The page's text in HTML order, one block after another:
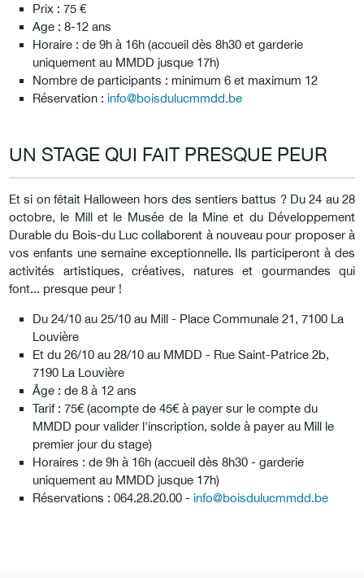
Prix : 75 €
Age : 8-12 ans
Horaire : de 9h à 16h (accueil dès 8h30 et garderie
uniquement au MMDD jusque 17h)
Nombre de participants : minimum 6 et maximum 12
Réservation : info@boisdulucmmdd.be
UN STAGE QUI FAIT PRESQUE PEUR
Et si on fêtait Halloween hors des sentiers battus ? Du 24 au 28
octobre, le Mill et le Musée de la Mine et du Développement
Durable du Bois-du Luc collaborent à nouveau pour proposer à
vos enfants une semaine exceptionnelle. Ils participeront à des
activités artistiques, créatives, natures et gourmandes qui
font... presque peur !
Du 24/10 au 25/10 au Mill - Place Communale 21, 7100 La
Louvière
Et du 26/10 au 28/10 au MMDD - Rue Saint-Patrice 2b,
7190 La Louvière
Âge : de 8 à 12 ans
Tarif : 75€ (acompte de 45€ à payer sur le compte du
MMDD pour valider l'inscription, solde à payer au Mill le
premier jour du stage)
Horaires : de 9h à 16h (accueil dès 8h30 - garderie
uniquement au MMDD jusque 17h)
Réservations : 064.28.20.00 - info@boisdulucmmdd.be